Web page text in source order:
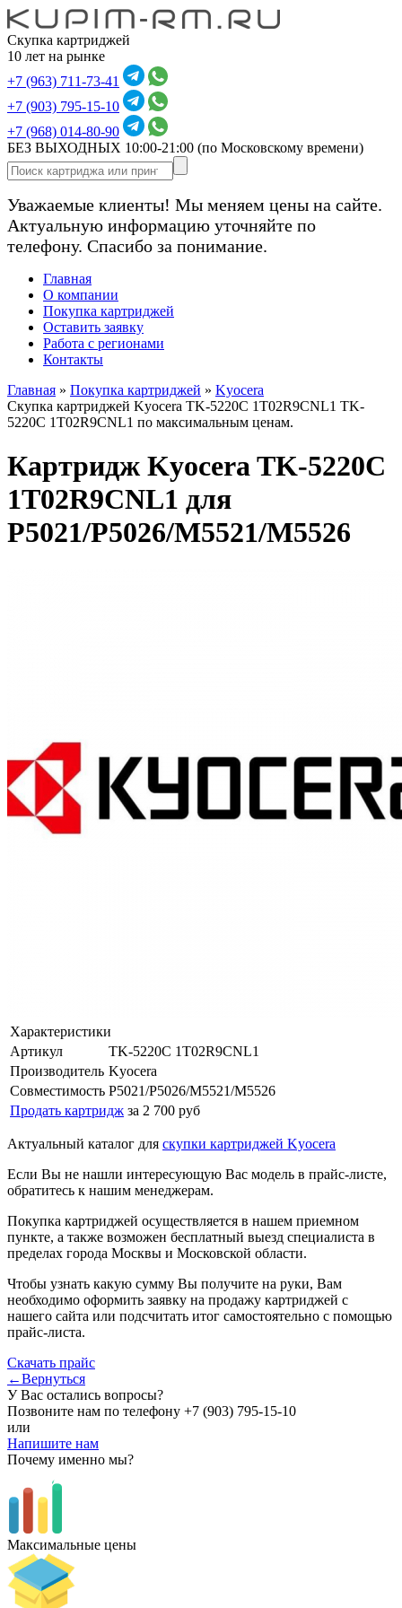
Скупка картриджей
10 лет на рынке
+7 (963) 711-73-41
+7 (903) 795-15-10
+7 (968) 014-80-90
БЕЗ ВЫХОДНЫХ 10:00-21:00 (по Московскому времени)
Уважаемые клиенты! Мы меняем цены на сайте.
Актуальную информацию уточняйте по
телефону. Спасибо за понимание.
Главная
О компании
Покупка картриджей
Оставить заявку
Работа с регионами
Контакты
Главная » Покупка картриджей » Kyocera
Скупка картриджей Kyocera TK-5220C 1T02R9CNL1 TK-
5220C 1T02R9CNL1 по максимальным ценам.
Картридж Kyocera TK-5220C
1T02R9CNL1 для
P5021/P5026/M5521/M5526
Характеристики
Артикул
TK-5220C 1T02R9CNL1
Производитель Kyocera
Совместимость P5021/P5026/M5521/M5526
Продать картридж за 2 700 руб
Актуальный каталог для скупки картриджей Kyocera
Если Вы не нашли интересующую Вас модель в прайс-листе,
обратитесь к нашим менеджерам.
Покупка картриджей осуществляется в нашем приемном
пункте, а также возможен бесплатный выезд специалиста в
пределах города Москвы и Московской области.
Чтобы узнать какую сумму Вы получите на руки, Вам
необходимо оформить заявку на продажу картриджей с
нашего сайта или подсчитать итог самостоятельно с помощью
прайс-листа.
Скачать прайс
←Вернуться
У Вас остались вопросы?
Позвоните нам по телефону +7 (903) 795-15-10
или
Напишите нам
Почему именно мы?
Максимальные цены